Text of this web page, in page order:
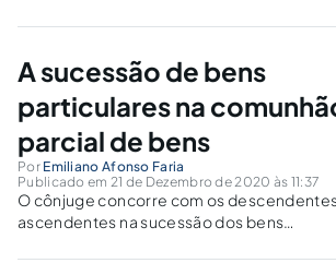
parcial de bens, bem como seus impactos
A sucessão de bens
particulares na
parcial de bens
Por Emiliano Afonso Faria
Publicado em 21 de Dezembro de 2020 às 11:37
O cônjuge concorre com os
ascendentes na sucessão dos bens